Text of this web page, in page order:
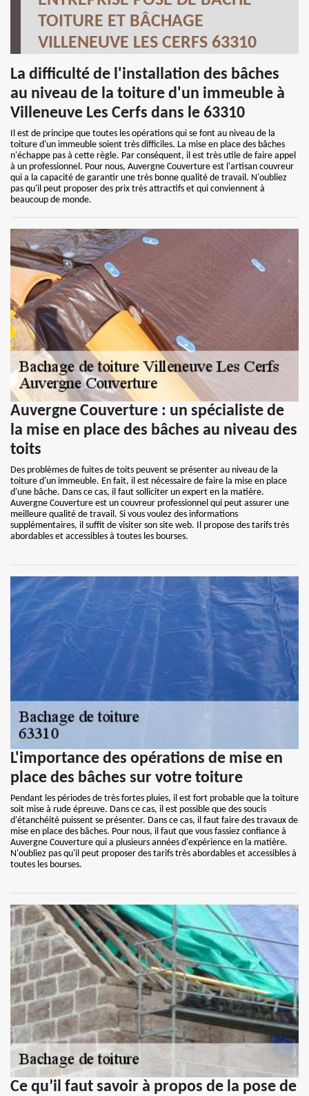
TOITURE ET BÂCHAGE
VILLENEUVE LES CERFS 63310
La difficulté de l'installation des bâches
au niveau de la toiture d'un immeuble à
Villeneuve Les Cerfs dans le 63310
Il est de principe que toutes les opérations qui se font au niveau de la
toiture d'un immeuble soient très difficiles. La mise en place des bâches
n'échappe pas à cette règle. Par conséquent, il est très utile de faire appel
à un professionnel. Pour nous, Auvergne Couverture est l'artisan couvreur
qui a la capacité de garantir une très bonne qualité de travail. N'oubliez
pas qu'il peut proposer des prix très attractifs et qui conviennent à
beaucoup de monde.
Auvergne Couverture : un spécialiste de
la mise en place des bâches au niveau des
toits
Des problèmes de fuites de toits peuvent se présenter au niveau de la
toiture d'un immeuble. En fait, il est nécessaire de faire la mise en place
d'une bâche. Dans ce cas, il faut solliciter un expert en la matière.
Auvergne Couverture est un couvreur professionnel qui peut assurer une
meilleure qualité de travail. Si vous voulez des informations
supplémentaires, il suffit de visiter son site web. Il propose des tarifs très
abordables et accessibles à toutes les bourses.
L'importance des opérations de mise en
place des bâches sur votre toiture
Pendant les périodes de très fortes pluies, il est fort probable que la toiture
soit mise à rude épreuve. Dans ce cas, il est possible que des soucis
d'étanchéité puissent se présenter. Dans ce cas, il faut faire des travaux de
mise en place des bâches. Pour nous, il faut que vous fassiez confiance à
Auvergne Couverture qui a plusieurs années d'expérience en la matière.
N'oubliez pas qu'il peut proposer des tarifs très abordables et accessibles à
toutes les bourses.
Ce qu’il faut savoir à propos de la pose de